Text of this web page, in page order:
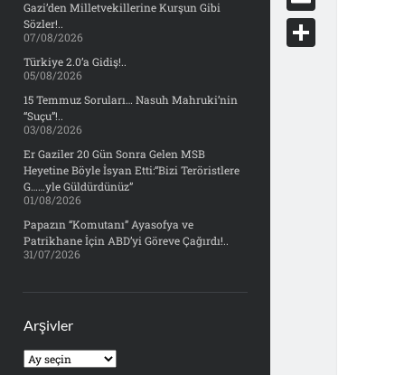
Gazi’den Milletvekillerine Kurşun Gibi
Sözler!..
07/08/2026
Türkiye 2.0’a Gidiş!..
05/08/2026
15 Temmuz Soruları… Nasuh Mahruki’nin
“Suçu”!..
03/08/2026
Er Gaziler 20 Gün Sonra Gelen MSB
Heyetine Böyle İsyan Etti:“Bizi Teröristlere
G……yle Güldürdünüz”
01/08/2026
Papazın “Komutanı” Ayasofya ve
Patrikhane İçin ABD’yi Göreve Çağırdı!..
31/07/2026
Arşivler
Arşivler
y
db
d
d
o
c
E